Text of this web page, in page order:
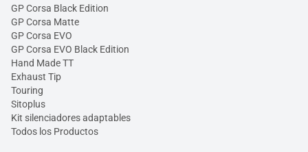
GP Corsa Black Edition
GP Corsa Matte
GP Corsa EVO
GP Corsa EVO Black Edition
Hand Made TT
Exhaust Tip
Touring
Sitoplus
Kit silenciadores adaptables
Todos los Productos